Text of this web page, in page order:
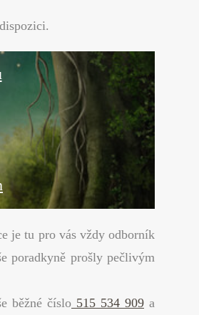
je tu pro vás vždy odborník
poradkyně prošly pečlivým
běžné číslo 515 534 909 a